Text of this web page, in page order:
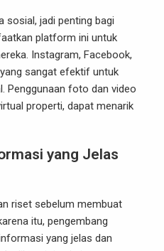
sosial, jadi penting bagi
platform ini untuk
Instagram, Facebook,
sangat efektif untuk
Penggunaan foto dan video
properti, dapat menarik
yang Jelas
riset sebelum membuat
itu, pengembang
yang jelas dan